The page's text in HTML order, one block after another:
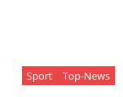
Sport Top-News